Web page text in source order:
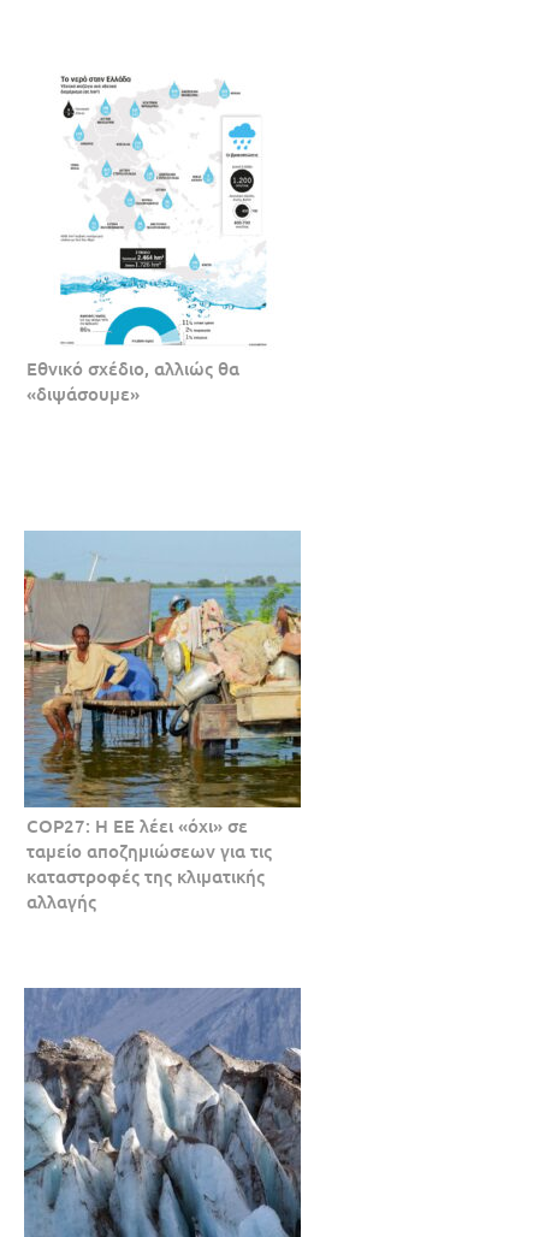
Εθνικό σχέδιο, αλλιώς θα
«διψάσουμε»
COP27: Η ΕΕ λέει «όχι» σε
ταμείο αποζημιώσεων για τις
καταστροφές της κλιματικής
αλλαγής